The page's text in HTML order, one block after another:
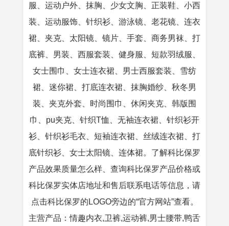
服、运动户外、抹胸、少女文胸、正装鞋、小西
装、运动服饰、针织衫、游泳镜、老花镜、连衣
裙、夹克、太阳镜、镜片、手套、商务男袜、打
底裤、男装、西服套装、健身服、短款羽绒服、
女士围巾、女士连衣裙、男士西服套装、雪纺
裙、迷你裙、打底连衣裙、抹胸婚纱、秋冬男
装、夹克外套、时尚围巾、休闲夹克、韩版围
巾、pu夹克、针织T恤、无袖连衣裙、针织衫开
衫、针织衫毛衣、短袖连衣裙、丝绒连衣裙、打
底针织衫、女士太阳镜、连体裙。了解科比保罗
产品效果质量怎么样、查询科比保罗产品价格或
科比保罗实体店地址和售后联系电话等信息，请
点击科比保罗的LOGO旁边的“官方网站”查看。
主营产品：情趣内衣,卫裤,运动裤,男士腰带,鸭舌